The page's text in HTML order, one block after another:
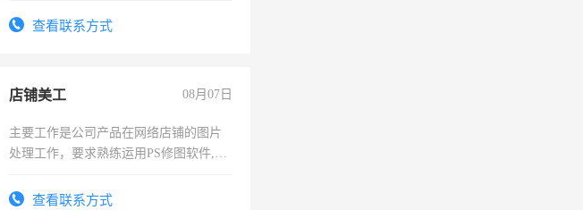
太太等。查看联系方式
店铺美工 08月07日
主要工作是公司产品在网络店铺的图片
处理工作，要求熟练运用PS修图软件,工
查看联系方式